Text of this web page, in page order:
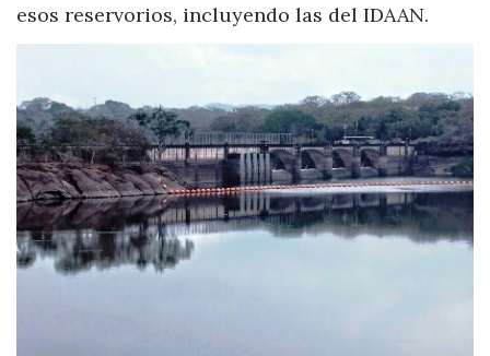
esos reservorios, incluyendo las del IDAAN.